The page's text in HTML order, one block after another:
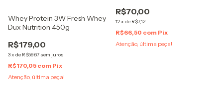
Whey Protein 3W Fresh Whey
Dux Nutrition 450g
R$179,00
3x de R$59,67 sem juros
R$170,05 com Pix
Atenção, última peça!
R$70,00
12x de R$7,12
R$66,50 com Pix
Atenção, última peça!